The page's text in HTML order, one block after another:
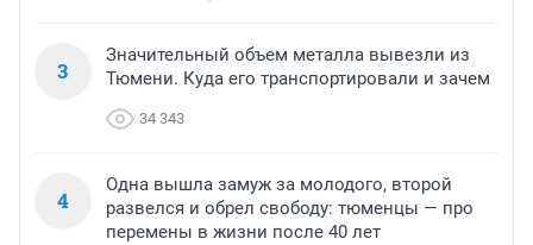
3
Значительный объем металла вывезли из
Тюмени. Куда его транспортировали и зачем
34 343
4
Одна вышла замуж за молодого, второй
развелся и обрел свободу: тюменцы — про
перемены в жизни после 40 лет